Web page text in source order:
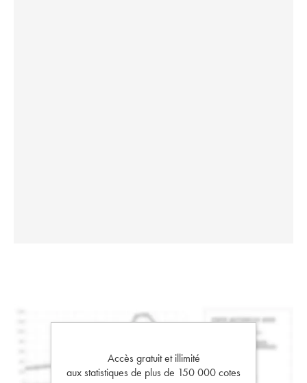
Accès gratuit et illimité
aux statistiques de plus de 150 000 cotes